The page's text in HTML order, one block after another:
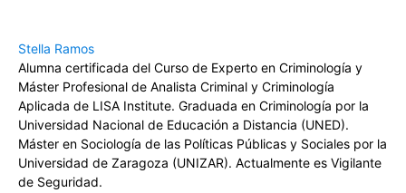
Stella Ramos
Alumna certificada del Curso de Experto en Criminología y
Máster Profesional de Analista Criminal y Criminología
Aplicada de LISA Institute. Graduada en Criminología por la
Universidad Nacional de Educación a Distancia (UNED).
Máster en Sociología de las Políticas Públicas y Sociales por la
Universidad de Zaragoza (UNIZAR). Actualmente es Vigilante
de Seguridad.